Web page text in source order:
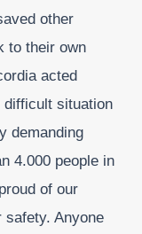
other
to their own
acted
situation
demanding
4.000 people in
of our
safety. Anyone